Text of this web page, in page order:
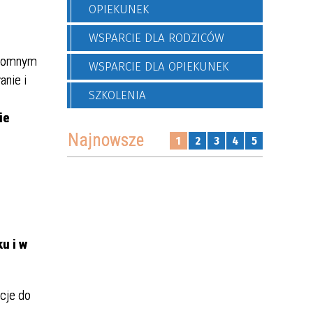
i
i w
do
OPIEKUNEK
WSPARCIE DLA RODZICÓW
WSPARCIE DLA OPIEKUNEK
SZKOLENIA
Najnowsze 1 2 3 4 5